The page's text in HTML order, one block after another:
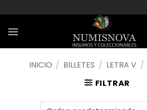
al
contenido
INICIO / BILLETES / LETRA V /
FILTRAR